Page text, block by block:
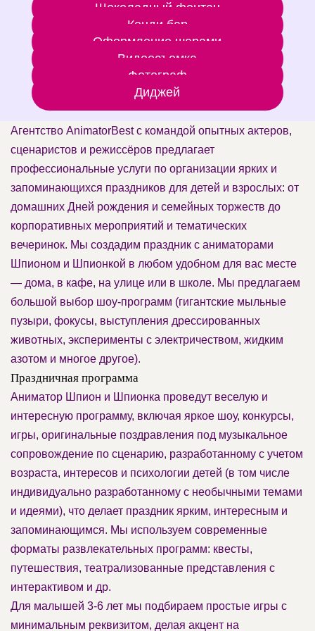
Шоколадный фонтан
Кенди бар
Оформление шарами
Видеосъемка
Фотограф
Диджей
Агентство AnimatorBest с командой опытных актеров,
сценаристов и режиссёров предлагает
профессиональные услуги по организации ярких и
запоминающихся праздников для детей и взрослых: от
домашних Дней рождения и семейных торжеств до
корпоративных мероприятий и тематических
вечеринок. Мы создадим праздник с аниматорами
Шпионом и Шпионкой в любом удобном для вас месте
— дома, в кафе, на улице или в школе. Мы предлагаем
большой выбор шоу-программ (гигантские мыльные
пузыри, фокусы, выступления дрессированных
животных, эксперименты с электричеством, жидким
азотом и многое другое).
Праздничная программа
Аниматор Шпион и Шпионка проведут веселую и
интересную программу, включая яркое шоу, конкурсы,
игры, оригинальные поздравления под музыкальное
сопровождение по сценарию, разработанному с учетом
возраста, интересов и психологии детей (в том числе
индивидуально разработанному с необычными темами
и идеями), что делает праздник ярким, интересным и
запоминающимся. Мы используем современные
форматы развлекательных программ: квесты,
путешествия, театрализованные представления с
интерактивом и др.
Для малышей 3-6 лет мы подбираем простые игры с
минимальным реквизитом, делая акцент на